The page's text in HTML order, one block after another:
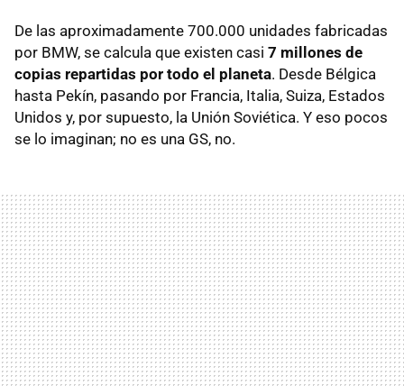
De las aproximadamente 700.000 unidades fabricadas
por BMW, se calcula que existen casi 7 millones de
copias repartidas por todo el planeta. Desde Bélgica
hasta Pekín, pasando por Francia, Italia, Suiza, Estados
Unidos y, por supuesto, la Unión Soviética. Y eso pocos
se lo imaginan; no es una GS, no.